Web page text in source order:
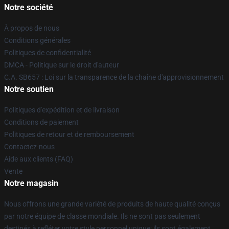
Notre société
À propos de nous
Conditions générales
Politiques de confidentialité
DMCA - Politique sur le droit d'auteur
C.A. SB657 : Loi sur la transparence de la chaîne d'approvisionnement
Notre soutien
Politiques d'expédition et de livraison
Conditions de paiement
Politiques de retour et de remboursement
Contactez-nous
Aide aux clients (FAQ)
Vente
Notre magasin
Nous offrons une grande variété de produits de haute qualité conçus
par notre équipe de classe mondiale. Ils ne sont pas seulement